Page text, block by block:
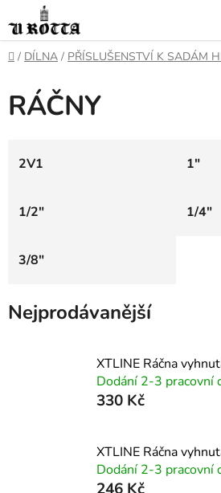
na
obsah
DOMŮ
/ DÍLNA / PŘÍSLUŠENSTVÍ K SADÁM
RÁČNY
2V1 1"
1/2" 1/4"
3/8"
Nejprodávanější
XTLINE Ráčna
Dodání 2-3 pracovní
330 Kč
XTLINE Ráčna
Dodání 2-3 pracovní
246 Kč